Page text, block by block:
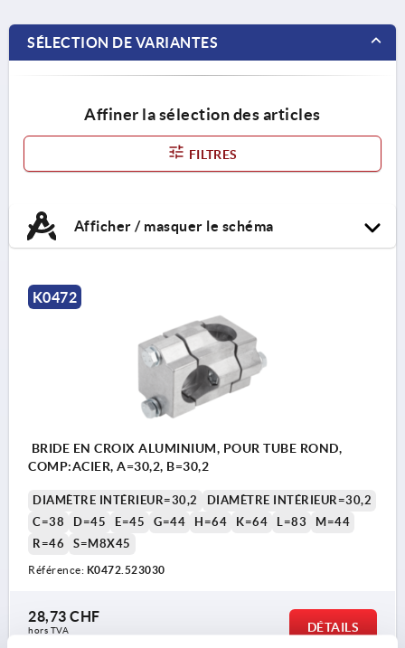
SÉLECTION DE VARIANTES
Affiner la sélection des articles
FILTRES
Afficher / masquer le schéma
K0472
BRIDE EN CROIX ALUMINIUM, POUR TUBE ROND,
COMP:ACIER, A=30,2, B=30,2
DIAMÈTRE INTÉRIEUR=30,2
DIAMÈTRE INTÉRIEUR=30,2
C=38
D=45 E=45 G=44 H=64 K=64 L=83
M=44
R=46
S=M8X45
Référence: K0472.523030
28,73 CHF
hors TVA
DÉTAILS